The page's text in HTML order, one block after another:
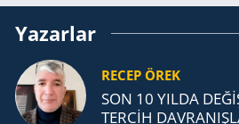
Yazarlar
RECEP ÖREK
SON 10 YILDA
TERCİH